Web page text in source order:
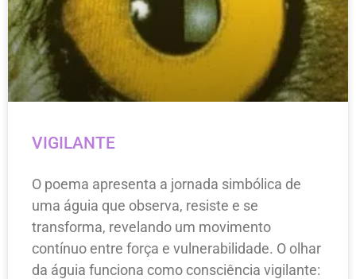
VIGILANTE
O poema apresenta a jornada simbólica de
uma águia que observa, resiste e se
transforma, revelando um movimento
contínuo entre força e vulnerabilidade. O olhar
da águia funciona como consciência vigilante: